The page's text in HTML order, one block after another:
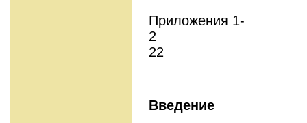
Приложения 1-
22
Введение